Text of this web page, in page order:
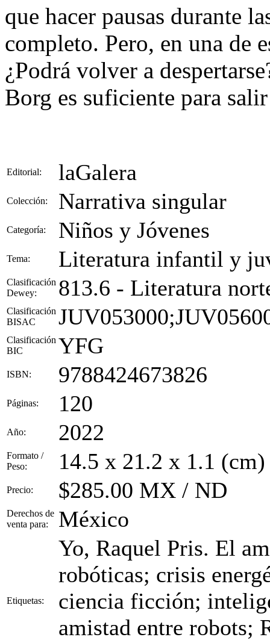
que hacer pausas durante
completo. Pero, en una de
¿Podrá volver a
Borg es suficiente para
Editorial: laGalera
Colección: Narrativa singular
Categoría: Niños y Jóvenes
Tema: Literatura infantil y
Clasificación
Dewey:
813.6 - Literatura
Clasificación
BISAC
Clasificación
BIC
YFG
ISBN: 9788424673826
Páginas: 120
Año: 2022
Formato /
Peso:
14.5 x 21.2 x 1.1
Precio: $285.00 MX / ND
Derechos de
venta para:
México
Etiquetas:
Yo, Raquel Pris. El
robóticas; crisis
ciencia ficción;
amistad entre robots;